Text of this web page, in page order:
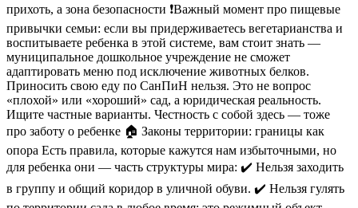
прихоть, а зона безопасности ❗Важный момент про пищевые
привычки семьи: если вы придерживаетесь вегетарианства и
воспитываете ребенка в этой системе, вам стоит знать —
муниципальное дошкольное учреждение не сможет
адаптировать меню под исключение животных белков.
Приносить свою еду по СанПиН нельзя. Это не вопрос
«плохой» или «хороший» сад, а юридическая реальность.
Ищите частные варианты. Честность с собой здесь — тоже
про заботу о ребенке 🏠 Законы территории: границы как
опора Есть правила, которые кажутся нам избыточными, но
для ребенка они — часть структуры мира: ✔️ Нельзя заходить
в группу и общий коридор в уличной обуви. ✔️ Нельзя гулять